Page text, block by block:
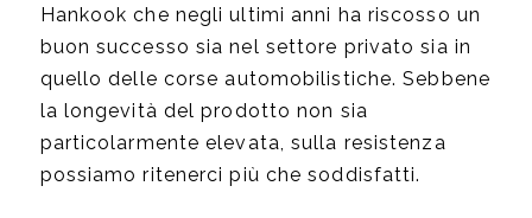
Hankook che negli ultimi anni ha riscosso un
buon successo sia nel settore privato sia in
quello delle corse automobilistiche. Sebbene
la longevità del prodotto non sia
particolarmente elevata, sulla resistenza
possiamo ritenerci più che soddisfatti.